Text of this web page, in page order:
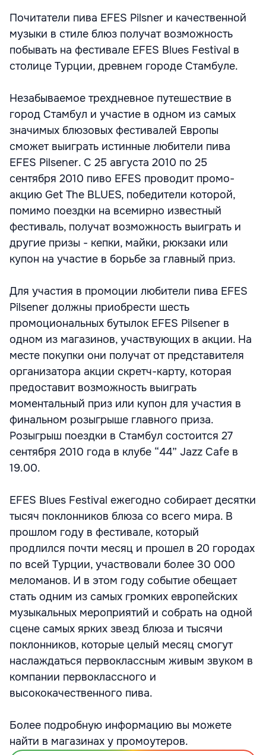
Почитатели пива EFES Pilsner и качественной
музыки в стиле блюз получат возможность
побывать на фестивале EFES Blues Festival в
столице Турции, древнем городе Стамбуле.
Незабываемое трехдневное путешествие в
город Стамбул и участие в одном из самых
значимых блюзовых фестивалей Европы
сможет выиграть истинные любители пива
EFES Pilsener. С 25 августа 2010 по 25
сентября 2010 пиво EFES проводит промо-
акцию Get The BLUES, победители которой,
помимо поездки на всемирно известный
фестиваль, получат возможность выиграть и
другие призы - кепки, майки, рюкзаки или
купон на участие в борьбе за главный приз.
Для участия в промоции любители пива EFES
Pilsener должны приобрести шесть
промоциональных бутылок EFES Pilsener в
одном из магазинов, участвующих в акции. На
месте покупки они получат от представителя
организатора акции скретч-карту, которая
предоставит возможность выиграть
моментальный приз или купон для участия в
финальном розыгрыше главного приза.
Розыгрыш поездки в Стамбул состоится 27
сентября 2010 года в клубе “44” Jazz Cafe в
19.00.
EFES Blues Festival ежегодно собирает десятки
тысяч поклонников блюза со всего мира. В
прошлом году в фестивале, который
продлился почти месяц и прошел в 20 городах
по всей Турции, участвовали более 30 000
меломанов. И в этом году событие обещает
стать одним из самых громких европейских
музыкальных мероприятий и собрать на одной
сцене самых ярких звезд блюза и тысячи
поклонников, которые целый месяц смогут
наслаждаться первоклассным живым звуком в
компании первоклассного и
высококачественного пива.
Более подробную информацию вы можете
найти в магазинах у промоутеров.